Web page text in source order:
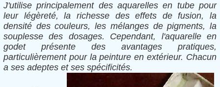
J'utilise principalement des aquarelles en tube pour
leur légèreté, la richesse des effets de fusion, la
densité des couleurs, les mélanges de pigments, la
souplesse des dosages. Cependant, l'aquarelle en
godet présente des avantages pratiques,
particulièrement pour la peinture en extérieur. Chacun
a ses adeptes et ses spécificités.